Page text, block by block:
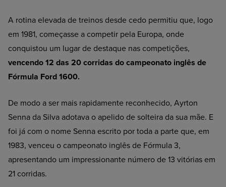
A rotina elevada de treinos desde cedo permitiu que, logo
em 1981, começasse a competir pela Europa, onde
conquistou um lugar de destaque nas competições,
vencendo 12 das 20 corridas do campeonato inglês de
Fórmula Ford 1600.
De modo a ser mais rapidamente reconhecido, Ayrton
Senna da Silva adotava o apelido de solteira da sua mãe. E
foi já com o nome Senna escrito por toda a parte que, em
1983, venceu o campeonato inglês de Fórmula 3,
apresentando um impressionante número de 13 vitórias em
21 corridas.